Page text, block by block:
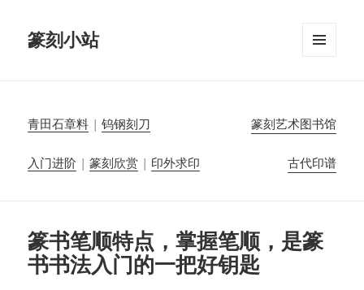
篆刻小站
青田石章料 |钨钢刻刀 篆刻艺术图书馆
入门进阶 |篆刻欣赏 | 印外求印 古代印谱
篆书笔顺特点，掌握笔顺，是篆
书书法入门的一把好钥匙